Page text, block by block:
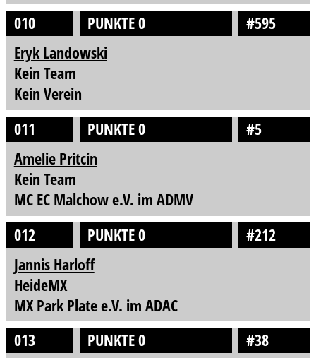
010
PUNKTE 0
#595
Eryk Landowski
Kein Team
Kein Verein
011
PUNKTE 0
#5
Amelie Pritcin
Kein Team
MC EC Malchow e.V. im ADMV
012
PUNKTE 0
#212
Jannis Harloff
HeideMX
MX Park Plate e.V. im ADAC
013
PUNKTE 0
#38